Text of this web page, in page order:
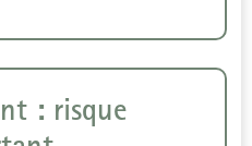
: risque